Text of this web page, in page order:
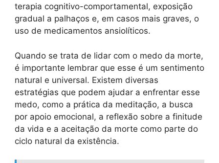
terapia cognitivo-comportamental, exposição
gradual a palhaços e, em casos mais graves, o
uso de medicamentos ansiolíticos.
Quando se trata de lidar com o medo da morte,
é importante lembrar que esse é um sentimento
natural e universal. Existem diversas
estratégias que podem ajudar a enfrentar esse
medo, como a prática da meditação, a busca
por apoio emocional, a reflexão sobre a finitude
da vida e a aceitação da morte como parte do
ciclo natural da existência.